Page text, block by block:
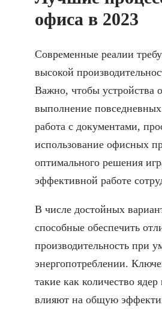
офиса в 2023
Современные реалии
высокой
Важно, чтобы устройства
выполнение повседневных
работа с документами,
использование офисных
оптимального решения
эффективной работе
В числе достойных
способные обеспечить
производительность при
энергопотреблении.
такие как количество
влияют на общую